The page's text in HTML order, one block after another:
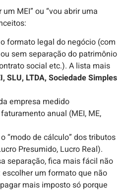
MEI” ou “vou abrir uma
formato legal do negócio (com
sem separação do patrimônio
social etc.). A lista mais
SLU, LTDA, Sociedade Simples
empresa medido
anual (MEI, ME,
“modo de cálculo” dos tributos
Presumido, Lucro Real).
separação, fica mais fácil não
um formato que não
mais imposto só porque